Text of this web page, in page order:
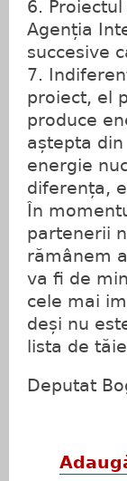
6.
Agenția
succesive
7.
proiect, el
produce
aștepta
energie
diferența,
În
partenerii
rămânem
va fi de
cele mai
deși nu
lista de
Deputat